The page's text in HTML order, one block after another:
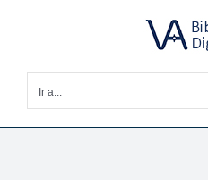
Ir a...